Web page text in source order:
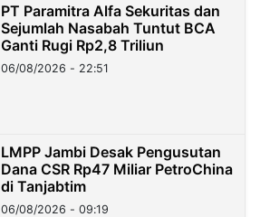
PT Paramitra Alfa Sekuritas dan
Sejumlah Nasabah Tuntut BCA
Ganti Rugi Rp2,8 Triliun
06/08/2026 - 22:51
LMPP Jambi Desak Pengusutan
Dana CSR Rp47 Miliar PetroChina
di Tanjabtim
06/08/2026 - 09:19